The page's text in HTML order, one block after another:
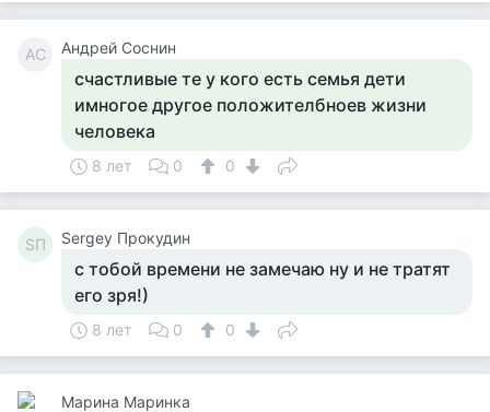
АС Андрей Соснин
счастливые те у кого есть семья дети
имногое другое положителбноев жизни
человека
8 лет 0 0
SП Sergey Прокудин
с тобой времени не замечаю ну и не тратят
его зря!)
8 лет 0 0
Марина Маринка